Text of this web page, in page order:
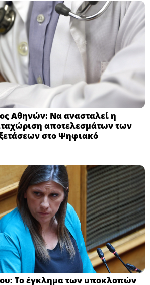
Αθηνών: Να ανασταλεί η
αποτελεσμάτων των
στο Ψηφιακό
Το έγκλημα των υποκλοπών